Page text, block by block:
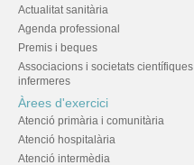
Actualitat sanitària
Agenda professional
Premis i beques
Associacions i societats científiques
infermeres
Àrees d'exercici
Atenció primària i comunitària
Atenció hospitalària
Atenció intermèdia